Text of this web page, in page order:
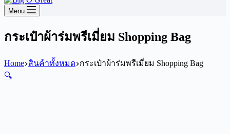
Menu
กระเป๋าผ้าร่มพรีเมี่ยม Shopping Bag
Home สินค้าทั้งหมด กระเป๋าผ้าร่มพรีเมี่ยม Shopping Bag
🔍